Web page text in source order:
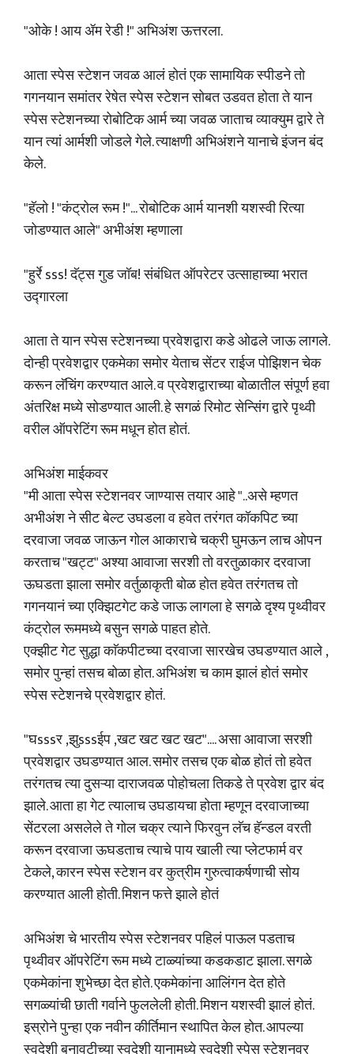
"ओके ! आय ॲम रेडी !" अभिअंश ऊत्तरला.
आता स्पेस स्टेशन जवळ आलं होतं एक सामायिक स्पीडने तो
गगनयान समांतर रेषेत स्पेस स्टेशन सोबत उडवत होता ते यान
स्पेस स्टेशनच्या रोबोटिक आर्म च्या जवळ जाताच व्याक्युम द्वारे ते
यान त्यां आर्मशी जोडले गेले. त्याक्षणी अभिअंशने यानाचे इंजन बंद
केले.
"हॅलो ! "कंट्रोल रूम !"... रोबोटिक आर्म यानशी यशस्वी रित्या
जोडण्यात आले" अभीअंश म्हणाला
"हुर्रे sss! दॅट्स गुड जॉब! संबंधित ऑपरेटर उत्साहाच्या भरात
उद्गारला
आता ते यान स्पेस स्टेशनच्या प्रवेशद्वारा कडे ओढले जाऊ लागले.
दोन्ही प्रवेशद्वार एकमेका समोर येताच सेंटर राईज पोझिशन चेक
करून लॅचिंग करण्यात आले. व प्रवेशद्वाराच्या बोळातील संपूर्ण हवा
अंतरिक्ष मध्ये सोडण्यात आली. हे सगळं रिमोट सेन्सिंग द्वारे पृथ्वी
वरील ऑपरेटिंग रूम मधून होत होतं.
अभिअंश माईकवर
"मी आता स्पेस स्टेशनवर जाण्यास तयार आहे "..असे म्हणत
अभीअंश ने सीट बेल्ट उघडला व हवेत तरंगत कॉकपिट च्या
दरवाजा जवळ जाऊन गोल आकाराचे चक्री घुमऊन लाच ओपन
करताच "खट्ट" अश्या आवाजा सरशी तो वरतुळाकार दरवाजा
ऊघडता झाला समोर वर्तुळाकृती बोळ होत हवेत तरंगतच तो
गगनयानं च्या एक्झिटगेट कडे जाऊ लागला हे सगळे दृश्य पृथ्वीवर
कंट्रोल रूममध्ये बसुन सगळे पाहत होते.
एक्झीट गेट सुद्धा काॅकपीटच्या दरवाजा सारखेच उघडण्यात आले ,
समोर पुन्हां तसच बोळा होत. अभिअंश च काम झालं होतं समोर
स्पेस स्टेशनचे प्रवेशद्वार होतं.
"घsssर ,झुsssईप ,खट खट खट खट".... असा आवाजा सरशी
प्रवेशद्वार उघडण्यात आल. समोर तसच एक बोळ होतं तो हवेत
तरंगतच त्या दुसऱ्या दाराजवळ पोहोचला तिकडे ते प्रवेश द्वार बंद
झाले. आता हा गेट त्यालाच उघडायचा होता म्हणून दरवाजाच्या
सेंटरला असलेले ते गोल चक्र त्याने फिरवुन लॅच हॅन्डल वरती
करून दरवाजा ऊघडताच त्याचे पाय खाली त्या प्लेटफार्म वर
टेकले, कारन स्पेस स्टेशन वर कुत्रीम गुरुत्वाकर्षणाची सोय
करण्यात आली होती. मिशन फत्ते झाले होतं
अभिअंश चे भारतीय स्पेस स्टेशनवर पहिलं पाऊल पडताच
पृथ्वीवर ऑपरेटिंग रूम मध्ये टाळ्यांच्या कडकडाट झाला. सगळे
एकमेकांना शुभेच्छा देत होते. एकमेकांना आलिंगन देत होते
सगळ्यांची छाती गर्वाने फुललेली होती. मिशन यशस्वी झालं होतं.
इस्रोने पुन्हा एक नवीन कीर्तिमान स्थापित केल होत. आपल्या